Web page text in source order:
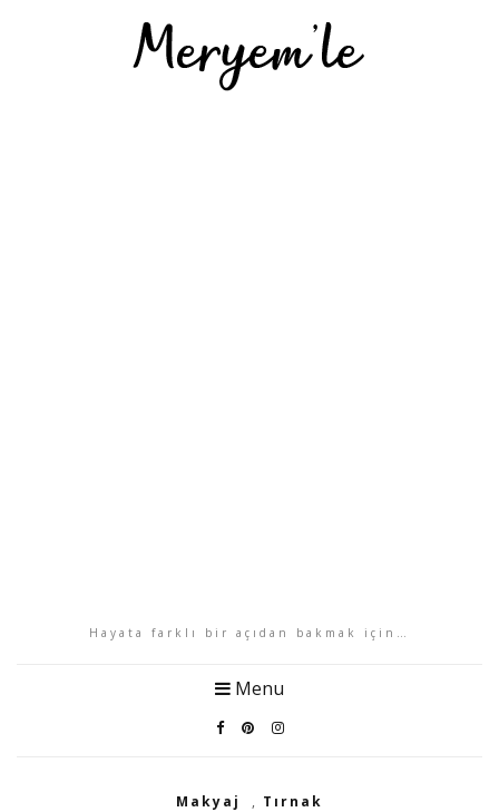
Hayata farklı bir açıdan bakmak için…
Menu
Makyaj , Tırnak